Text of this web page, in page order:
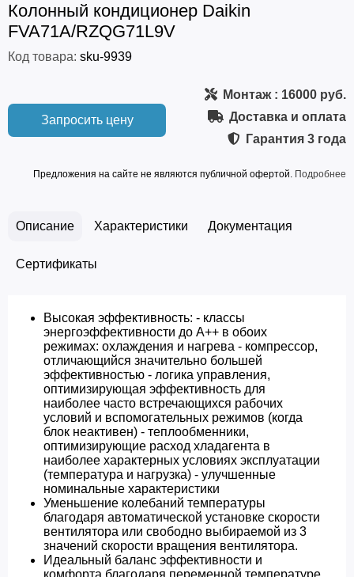
Колонный кондиционер Daikin
FVA71A/RZQG71L9V
Код товара: sku-9939
Запросить цену
Монтаж: 16000 руб.
Доставка и оплата
Гарантия 3 года
Предложения на сайте не являются публичной офертой. Подробнее
Описание Характеристики Документация
Сертификаты
Высокая эффективность: - классы
энергоэффективности до A++ в обоих
режимах: охлаждения и нагрева - компрессор,
отличающийся значительно большей
эффективностью - логика управления,
оптимизирующая эффективность для
наиболее часто встречающихся рабочих
условий и вспомогательных режимов (когда
блок неактивен) - теплообменники,
оптимизирующие расход хладагента в
наиболее характерных условиях эксплуатации
(температура и нагрузка) - улучшенные
номинальные характеристики
Уменьшение колебаний температуры
благодаря автоматической установке скорости
вентилятора или свободно выбираемой из 3
значений скорости вращения вентилятора.
Идеальный баланс эффективности и